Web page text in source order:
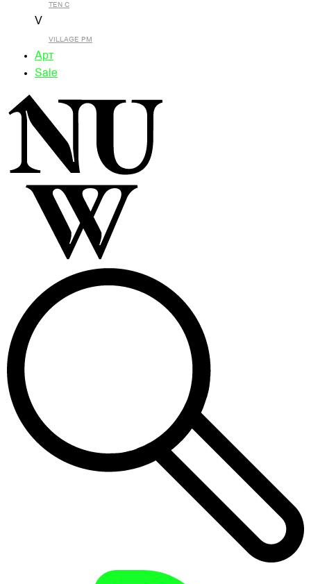
TEN C
V
VILLAGE PM
Арт
Sale